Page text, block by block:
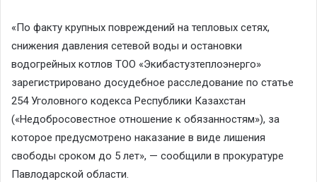
«По факту крупных повреждений на тепловых сетях,
снижения давления сетевой воды и остановки
водогрейных котлов ТОО «Экибастузтеплоэнерго»
зарегистрировано досудебное расследование по статье
254 Уголовного кодекса Республики Казахстан
(«Недобросовестное отношение к обязанностям»), за
которое предусмотрено наказание в виде лишения
свободы сроком до 5 лет», — сообщили в прокуратуре
Павлодарской области.